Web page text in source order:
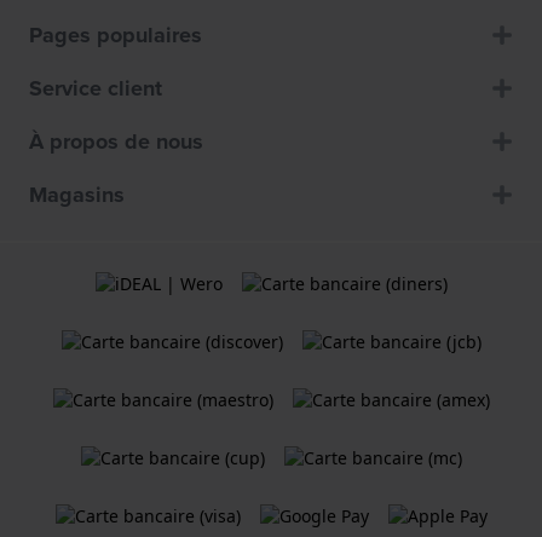
Pages populaires
Service client
À propos de nous
Magasins